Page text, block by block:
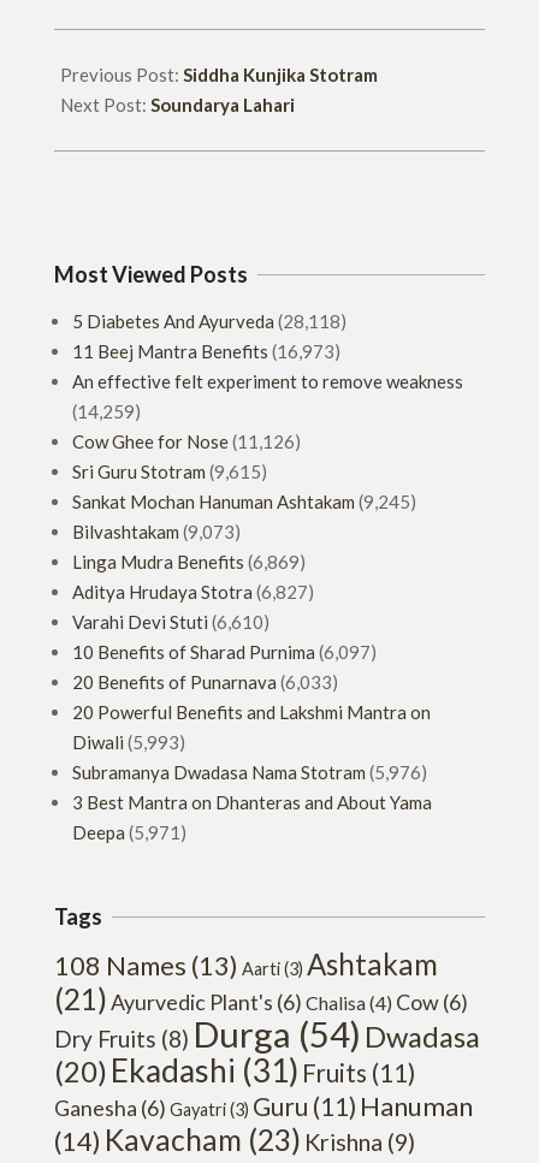
Previous Post: Siddha Kunjika Stotram
Next Post: Soundarya Lahari
Most Viewed Posts
5 Diabetes And Ayurveda (28,118)
11 Beej Mantra Benefits (16,973)
An effective felt experiment to remove weakness
(14,259)
Cow Ghee for Nose(11,126)
Sri Guru Stotram (9,615)
Sankat Mochan Hanuman Ashtakam (9,245)
Bilvashtakam (9,073)
Linga Mudra Benefits (6,869)
Aditya Hrudaya Stotra (6,827)
Varahi Devi Stuti (6,610)
10 Benefits of Sharad Purnima (6,097)
20 Benefits of Punarnava (6,033)
20 Powerful Benefits and Lakshmi Mantra on
Diwali (5,993)
Subramanya Dwadasa Nama Stotram (5,976)
3 Best Mantra on Dhanteras and About Yama
Deepa (5,971)
Tags
108 Names (13) Aarti(3) Ashtakam
(21)Ayurvedic Plant's (6) Chalisa(4) Cow(6)
Dry Fruits (8) Durga (54) Dwadasa
(20) Ekadashi (31) Fruits (11)
Ganesha (6) Gayatri(3) Guru (11) Hanuman
(14) Kavacham (23) Krishna (9)